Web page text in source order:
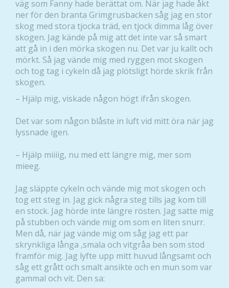
väg som Fanny hade berättat om. När jag hade åkt
ner för den branta Grimgrusbacken såg jag en stor
skog med stora tjocka träd, en tjock dimma låg över
skogen. Jag kände på mig att det inte var så smart
att gå in i den mörka skogen nu. Det var ju kallt och
mörkt. Så jag vände mig med ryggen mot skogen
och tog tag i cykeln då jag plötsligt hörde skrik från
skogen.
– Hjälp mig, viskade någon högt ifrån skogen.
Det var som någon blåste in luft vid mitt öra när jag
lyssnade igen.
– Hjälp miiiig, nu med ett längre mig, mer som
mieeg.
Jag släppte cykeln och vände mig mot skogen och
tog ett steg in. Jag gick några steg tills jag kom till
en stock. Jag hörde inte längre rösten. Jag satte mig
på stubben och vände mig om som en liten snurr.
Men då, när jag vände mig om såg jag ett par
skrynkliga långa ,smala och vitgråa ben som stod
framför mig. Jag lyfte upp mitt huvud långsamt och
såg ett grått och smalt ansikte och en mun som var
gammal och vit. Den sa: